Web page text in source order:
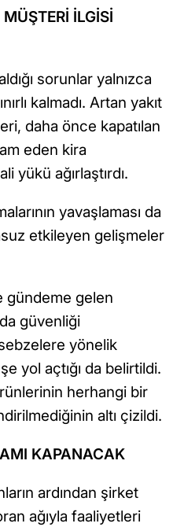
İLGİSİ
sorunlar yalnızca
kalmadı. Artan yakıt
daha önce kapatılan
eden kira
yükü ağırlaştırdı.
yavaşlaması da
etkileyen gelişmeler
gündeme gelen
güvenliği
yönelik
yol açtığı da belirtildi.
herhangi bir
altı çizildi.
KAPANACAK
ardından şirket
ağıyla faaliyetleri